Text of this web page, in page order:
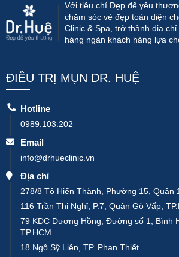
Với tiêu chí Đẹp để yêu
chăm sóc vẻ đẹp toàn diện
Clinic & Spa, trở thành địa
hàng ngàn khách hàng lựa
ĐIỀU TRỊ MỤN DR. HUỆ
Hotline
0989.103.202
Email
info@drhueclinic.vn
Địa chỉ
278/8 Tô Hiến Thành, Phường 15, Quận
116 Trần Thị Nghỉ, P.7, Quận Gò Vấp,
79 KDC Dương Hồng, Đường số 1, Bình
TP.HCM
18 Ngô Sỹ Liên, TP. Phan Thiết